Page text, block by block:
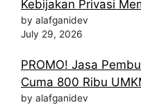
Kebijakan Privasi
by alafganidev
July 29, 2026
PROMO! Jasa
Cuma 800 Ribu
by alafganidev